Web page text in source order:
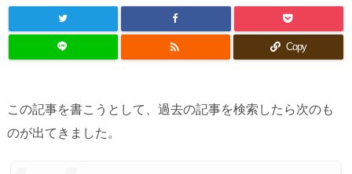
 Copy
この記事を書こうとして、過去の記事を検索したら次のも
のが出てきました。